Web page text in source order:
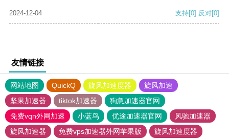
2024-12-04 支持[0] 反对[0]
友情链接
网站地图 QuickQ 旋风加速度器
旋风加速
坚果加速器
tiktok加速器
狗急加速器官网
免费vqn外网加速
小蓝鸟 优途加速器官网
风驰加速器
旋风加速器
免费vps加速器外网苹果版
旋风加速度器